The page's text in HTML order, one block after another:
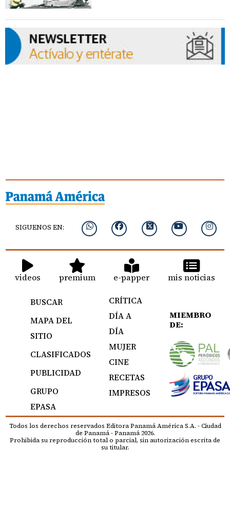
SIGUENOS EN:
videos premium e-papper mis noticias
BUSCAR
MAPA DEL
SITIO
CLASIFICADOS
PUBLICIDAD
GRUPO
EPASA
CRÍTICA
DÍA A
DÍA
MUJER
CINE
RECETAS
IMPRESOS
MIEMBRO
DE:
Todos los derechos reservados Editora Panamá América S.A. - Ciudad
de Panamá - Panamá 2026.
Prohibida su reproducción total o parcial, sin autorización escrita de
su titular.